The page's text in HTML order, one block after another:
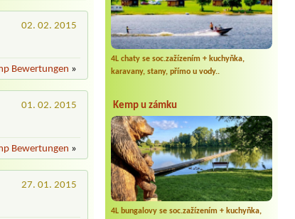
4L chaty se soc.zažízením + kuchyňka,
karavany, stany, přímo u vody..
Kemp u zámku
4L bungalovy se soc.zažízením + kuchyňka,
02. 02. 2015
Bewertungen »
01. 02. 2015
Bewertungen »
27. 01. 2015